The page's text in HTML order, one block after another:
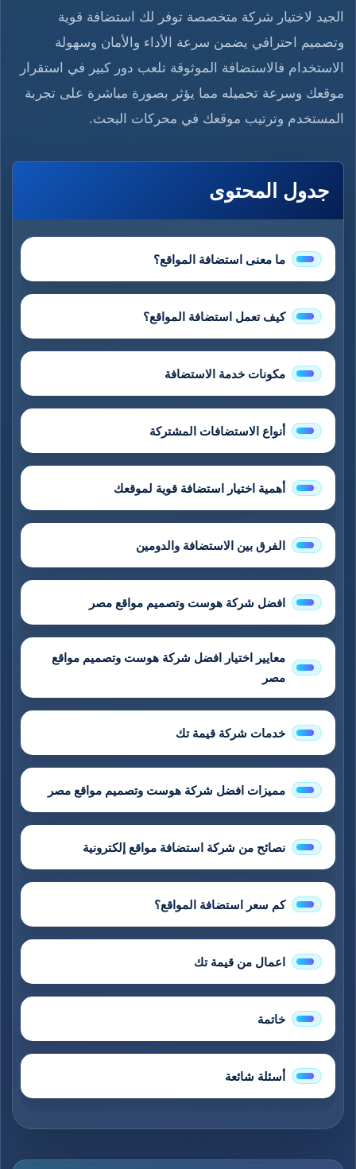
الجيد لاختيار شركة متخصصة توفر لك استضافة قوية
وتصميم احترافي يضمن سرعة الأداء والأمان وسهولة
الاستخدام فالاستضافة الموثوقة تلعب دور كبير في استقرار
موقعك وسرعة تحميله مما يؤثر بصورة مباشرة على تجربة
المستخدم وترتيب موقعك في محركات البحث.
جدول المحتوى
ما معنى استضافة المواقع؟
كيف تعمل استضافة المواقع؟
مكونات خدمة الاستضافة
أنواع الاستضافات المشتركة
أهمية اختيار استضافة قوية لموقعك
الفرق بين الاستضافة والدومين
افضل شركة هوست وتصميم مواقع مصر
معايير اختيار افضل شركة هوست وتصميم مواقع
مصر
خدمات شركة قيمة تك
مميزات افضل شركة هوست وتصميم مواقع مصر
نصائح من شركة استضافة مواقع إلكترونية
كم سعر استضافة المواقع؟
اعمال من قيمة تك
خاتمة
أسئلة شائعة